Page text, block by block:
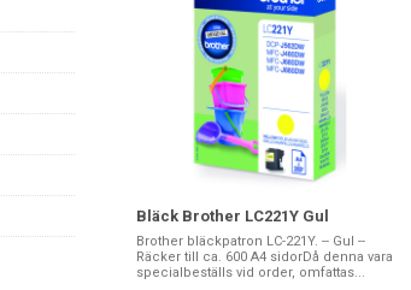
Bläck Brother LC221Y Gul
Brother bläckpatron LC-221Y. -- Gul --
Räcker till ca. 600 A4 sidorDå denna vara
specialbeställs vid order, omfattas...